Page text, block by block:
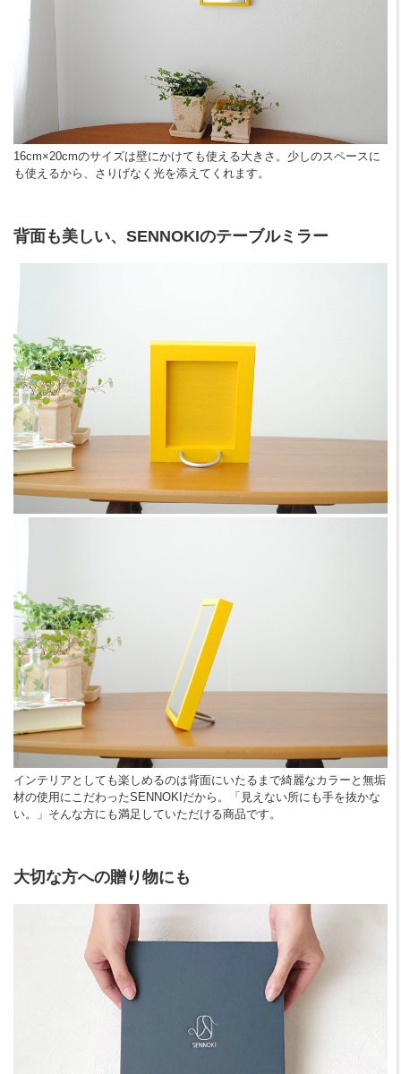
16cm×20cmのサイズは壁にかけても使える大きさ。少しのスペースに
も使えるから、さりげなく光を添えてくれます。
背面も美しい、SENNOKIのテーブルミラー
インテリアとしても楽しめるのは背面にいたるまで綺麗なカラーと無垢
材の使用にこだわったSENNOKIだから。「見えない所にも手を抜かな
い。」そんな方にも満足していただける商品です。
大切な方への贈り物にも